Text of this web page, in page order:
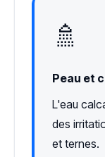
🚿
Peau et
L'eau
des
et ternes.